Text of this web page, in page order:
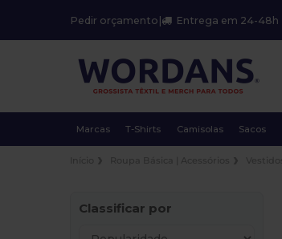
Pedir orçamento | Entrega em 24-48h
Marcas T-Shirts Camisolas Sacos
Classificar por